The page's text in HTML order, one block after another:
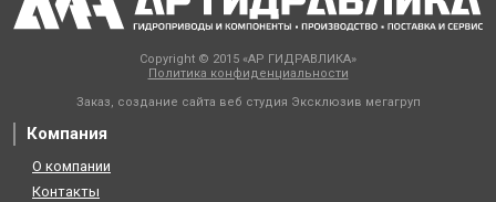
Copyright © 2015 «АР ГИДРАВЛИКА»
Политика конфиденциальности
Заказ, создание сайта веб студия Эксклюзив мегагруп
Компания
О компании
Контакты